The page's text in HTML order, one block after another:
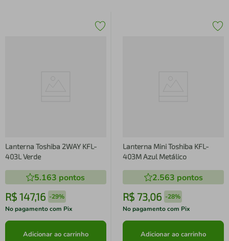
Lanterna Toshiba 2WAY KFL-
403L Verde
5.163 pontos
R$ 147,16 -29%
No pagamento com Pix
Adicionar ao carrinho
Lanterna Mini Toshiba KFL-
403M Azul Metálico
2.563 pontos
R$ 73,06 -28%
No pagamento com Pix
Adicionar ao carrinho